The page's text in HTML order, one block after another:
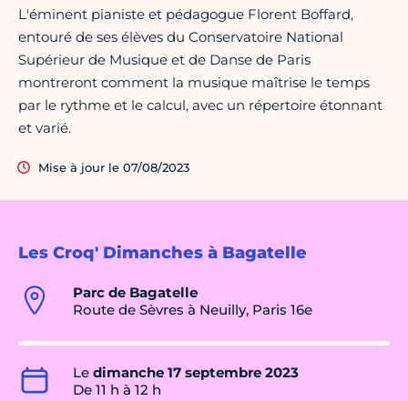
Les Croq' Dimanches à Bagatelle
Parc de Bagatelle
Route de Sèvres à Neuilly, Paris 16e
Le dimanche 17 septembre 2023
De 11 h à 12 h
L'éminent pianiste et pédagogue Florent Boffard,
entouré de ses élèves du Conservatoire National
Supérieur de Musique et de Danse de Paris
montreront comment la musique maîtrise le temps
par le rythme et le calcul, avec un répertoire étonnant
et varié.
Mise à jour le 07/08/2023